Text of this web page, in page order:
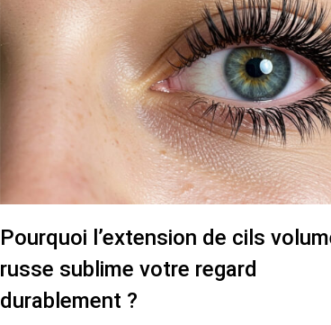
Pourquoi l’extension de cils
russe sublime votre regard
durablement ?